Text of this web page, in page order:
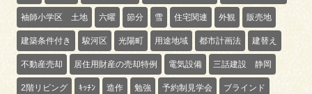
袖師小学区 土地 六曜 節分 雪 住宅関連 外観 販売地
建築条件付き 駿河区 光陽町 用途地域 都市計画法 建替え
不動産売却 居住用財産の売却特例 電気設備 三話建設 静岡
2階リビング ｷｯﾁﾝ 造作 勉強 予約制見学会 ブラインド